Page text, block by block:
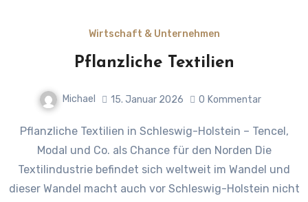
Wirtschaft & Unternehmen
Pflanzliche Textilien
Michael 15. Januar 2026 0 Kommentar
Pflanzliche Textilien in Schleswig-Holstein – Tencel,
Modal und Co. als Chance für den Norden Die
Textilindustrie befindet sich weltweit im Wandel und
dieser Wandel macht auch vor Schleswig-Holstein nicht